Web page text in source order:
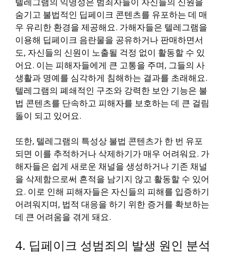
숨기고 불법적인 딥페이크 콘텐츠를 유포하는 데 매
우 유리한 환경을 제공해요. 가해자들은 텔레그램을
이용해 딥페이크 음란물을 공유하거나 판매하면서
도, 자신들의 신원이 노출될 걱정 없이 활동할 수 있
어요. 이는 피해자들에게 큰 고통을 주며, 그들의 사
생활과 명예를 심각하게 침해하는 결과를 초래해요.
텔레그램의 폐쇄적인 구조와 강력한 보안 기능은 불
법 콘텐츠를 단속하고 피해자를 보호하는 데 큰 걸림
돌이 되고 있어요.
또한, 텔레그램의 특성상 불법 콘텐츠가 한 번 유포
되면 이를 추적하거나 삭제하기가 매우 어려워요. 가
해자들은 쉽게 새로운 채널을 생성하거나 기존 채널
을 삭제함으로써 흔적을 남기지 않고 활동할 수 있어
요. 이로 인해 피해자들은 자신들의 피해를 입증하기
어려워지며, 법적 대응을 하기 위한 증거를 확보하는
데 큰 어려움을 겪게 돼요.
4. 딥페이크 성범죄의 발생 원인 분석